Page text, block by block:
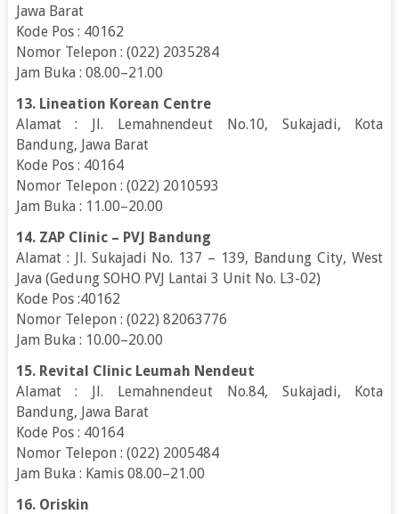
Jawa Barat
Kode Pos : 40162
Nomor Telepon : (022) 2035284
Jam Buka : 08.00–21.00
13. Lineation Korean Centre
Alamat : Jl. Lemahnendeut No.10, Sukajadi, Kota
Bandung, Jawa Barat
Kode Pos : 40164
Nomor Telepon : (022) 2010593
Jam Buka : 11.00–20.00
14. ZAP Clinic – PVJ Bandung
Alamat : Jl. Sukajadi No. 137 – 139, Bandung City, West
Java (Gedung SOHO PVJ Lantai 3 Unit No. L3-02)
Kode Pos :40162
Nomor Telepon : (022) 82063776
Jam Buka : 10.00–20.00
15. Revital Clinic Leumah Nendeut
Alamat : Jl. Lemahnendeut No.84, Sukajadi, Kota
Bandung, Jawa Barat
Kode Pos : 40164
Nomor Telepon : (022) 2005484
Jam Buka : Kamis 08.00–21.00
16. Oriskin